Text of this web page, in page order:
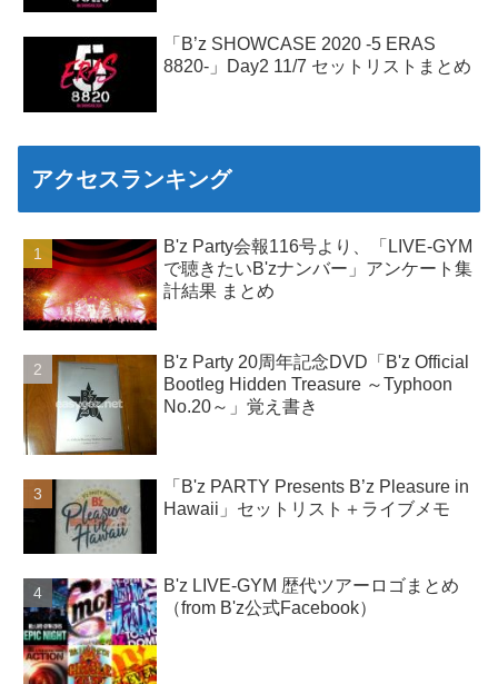
「B’z SHOWCASE 2020 -5 ERAS
8820-」Day2 11/7 セットリストまとめ
アクセスランキング
B'z Party会報116号より、「LIVE-GYM
で聴きたいB'zナンバー」アンケート集
計結果 まとめ
B'z Party 20周年記念DVD「B'z Official
Bootleg Hidden Treasure ～Typhoon
No.20～」覚え書き
「B'z PARTY Presents B’z Pleasure in
Hawaii」セットリスト＋ライブメモ
B'z LIVE-GYM 歴代ツアーロゴまとめ
（from B'z公式Facebook）